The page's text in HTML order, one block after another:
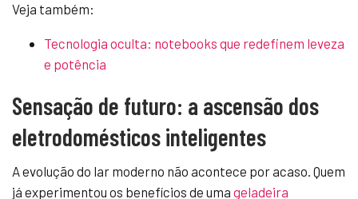
Veja também:
Tecnologia oculta: notebooks que redefinem leveza
e potência
Sensação de futuro: a ascensão dos
eletrodomésticos inteligentes
A evolução do lar moderno não acontece por acaso. Quem
já experimentou os benefícios de uma geladeira